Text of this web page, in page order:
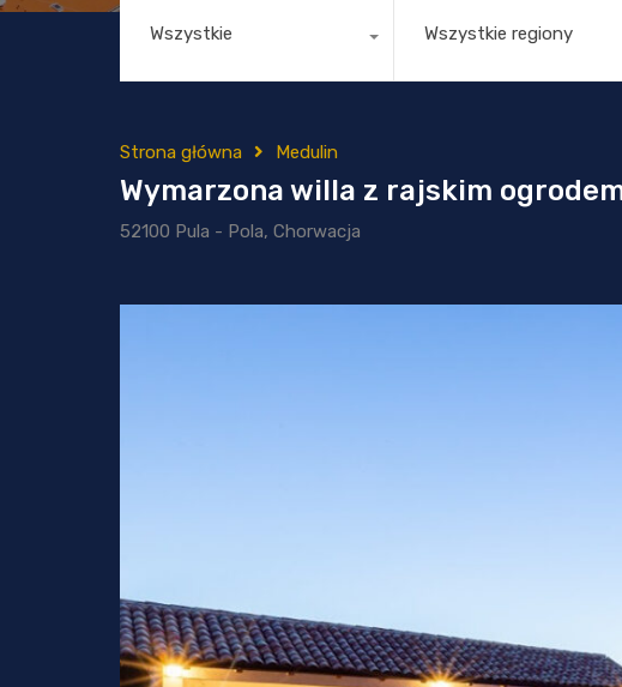
Wszystkie Wszystkie regiony
Strona główna Medulin
Wymarzona willa z rajskim
52100 Pula - Pola, Chorwacja